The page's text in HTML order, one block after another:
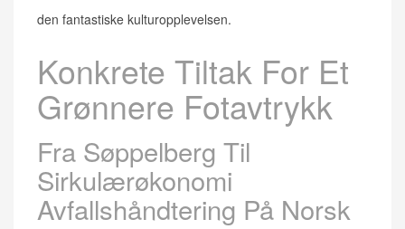
den fantastiske kulturopplevelsen.
Konkrete Tiltak For Et
Grønnere Fotavtrykk
Fra Søppelberg Til
Sirkulærøkonomi
Avfallshåndtering På Norsk